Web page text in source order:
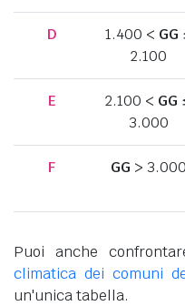
D 1.400 < GG
2.100
E 2.100 < GG
3.000
F GG > 3.000
Puoi anche
climatica dei comuni
un'unica tabella.